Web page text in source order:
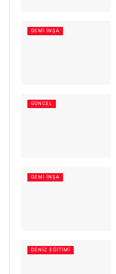
GEMI İNŞA
GÜNCEL
GEMI İNŞA
DENIZ EĞITIMI